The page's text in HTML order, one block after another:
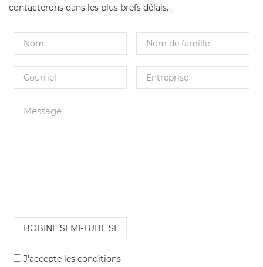
contacterons dans les plus brefs délais.
J'accepte les conditions